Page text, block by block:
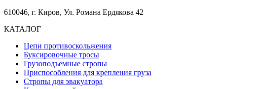
610046, г. Киров, Ул. Романа Ердякова 42
КАТАЛОГ
Цепи противоскольжения
Буксировочные тросы
Грузоподъемные стропы
Приспособления для крепления груза
Стропы для эвакуатора